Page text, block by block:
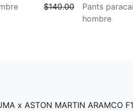
$140.00
Pants
hombre
x ASTON MARTIN